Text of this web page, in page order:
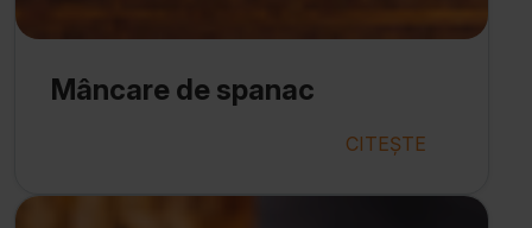
Mâncare de spanac
CITEȘTE